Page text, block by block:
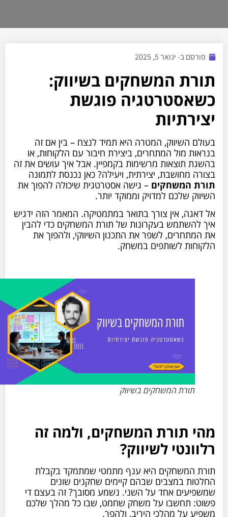
פורסם ב- ינואר 5, 2025
תורת המשחקים בשיווק:
כשאסטרטגיה פוגשת
יצירתיות
בעולם השיווק, המטרה היא תמיד לנצח – בין אם זה
בנראות מול המתחרים, ביצירת חיבור עם הלקוחות, או
בהשגת תוצאות מרשימות בקמפיין. אבל איך עושים את זה
בצורה מחושבת, יצירתית, ויעילה? כאן נכנסת לתמונה
תורת המשחקים– גישה אסטרטגית שיכולה להפוך את
השיווק שלכם למדויק וממוקד יותר.
אל דאגה, אין צורך בתואר במתמטיקה. המאמר הזה ידגיש
איך להשתמש בעקרונות של תורת המשחקים כדי להבין
את המתחרים, לשפר את התכנון השיווקי, ולהפוך את
הלקוחות לשותפים במשחק.
תורת המשחקים בשיווק
מהי תורת המשחקים, ולמה זה
רלוונטי לשיווק?
תורת המשחקים היא ענף מתמטי שמתמקד בקבלת
החלטות במצבים שבהם קיימים שחקנים שונים
שמשפיעים אחד על השני. נשמע מסובך? זה בעצם די
פשוט: תחשבו על משחק שחמט, שבו כל מהלך שלכם
משפיע על מהלכי היריב, ולהפך.